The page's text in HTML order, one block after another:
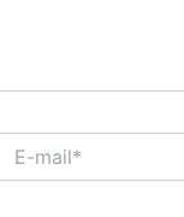
mail*